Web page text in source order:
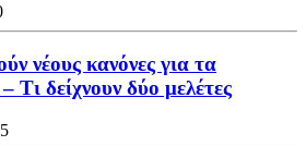
νέους κανόνες για τα
Τι δείχνουν δύο μελέτες